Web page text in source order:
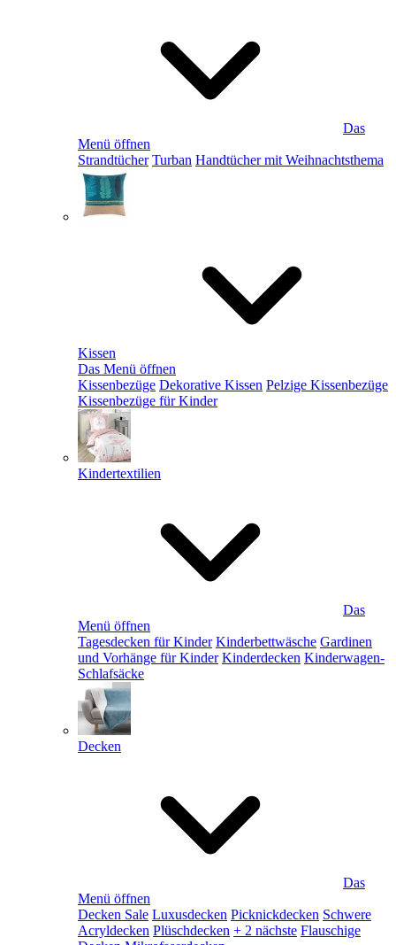
Das
Menü öffnen
Strandtücher Turban Handtücher mit Weihnachtsthema
Kissen
Das Menü öffnen
Kissenbezüge Dekorative Kissen Pelzige Kissenbezüge
Kissenbezüge für Kinder
Kindertextilien
Das
Menü öffnen
Tagesdecken für Kinder Kinderbettwäsche Gardinen
und Vorhänge für Kinder Kinderdecken Kinderwagen-
Schlafsäcke
Decken
Das
Menü öffnen
Decken Sale Luxusdecken Picknickdecken Schwere
Acryldecken Plüschdecken + 2 nächste Flauschige